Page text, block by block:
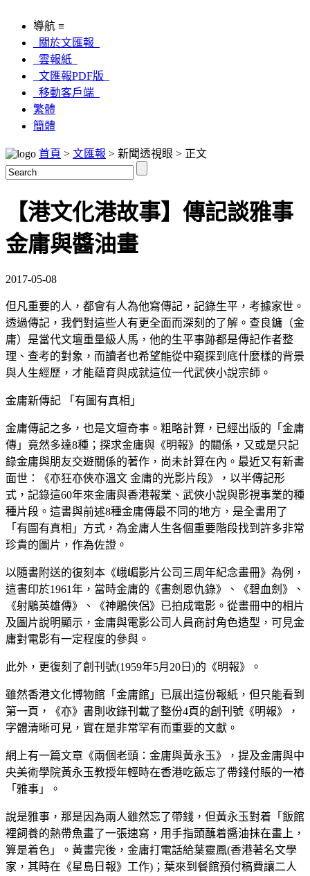
導航 ≡
關於文匯報
雲報紙
文匯報PDF版
移動客戶端
繁體
簡體
首頁 > 文匯報 > 新聞透視眼 > 正文
【港文化港故事】傳記談雅事
金庸與醬油畫
2017-05-08
但凡重要的人，都會有人為他寫傳記，記錄生平，考據家世。
透過傳記，我們對這些人有更全面而深刻的了解。查良鏞（金
庸）是當代文壇重量級人馬，他的生平事跡都是傳記作者整
理、查考的對象，而讀者也希望能從中窺探到底什麼樣的背景
與人生經歷，才能蘊育與成就這位一代武俠小說宗師。
金庸新傳記 「有圖有真相」
金庸傳記之多，也是文壇奇事。粗略計算，已經出版的「金庸
傳」竟然多達8種；探求金庸與《明報》的關係，又或是只記
錄金庸與朋友交遊關係的著作，尚未計算在內。最近又有新書
面世：《亦狂亦俠亦溫文 金庸的光影片段》，以半傳記形
式，記錄這60年來金庸與香港報業、武俠小說與影視事業的種
種片段。這書與前述8種金庸傳最不同的地方，是全書用了
「有圖有真相」方式，為金庸人生各個重要階段找到許多非常
珍貴的圖片，作為佐證。
以隨書附送的復刻本《峨嵋影片公司三周年紀念畫冊》為例，
這書印於1961年，當時金庸的《書劍恩仇錄》、《碧血劍》、
《射鵰英雄傳》、《神鵰俠侶》已拍成電影。從畫冊中的相片
及圖片說明顯示，金庸與電影公司人員商討角色造型，可見金
庸對電影有一定程度的參與。
此外，更復刻了創刊號(1959年5月20日)的《明報》。
雖然香港文化博物館「金庸館」已展出這份報紙，但只能看到
第一頁，《亦》書則收錄刊載了整份4頁的創刊號《明報》，
字體清晰可見，實在是非常罕有而重要的文獻。
網上有一篇文章《兩個老頭：金庸與黃永玉》，提及金庸與中
央美術學院黃永玉教授年輕時在香港吃飯忘了帶錢付賬的一樁
「雅事」。
說是雅事，那是因為兩人雖然忘了帶錢，但黃永玉對着「飯館
裡飼養的熱帶魚畫了一張速寫，用手指頭蘸着醬油抹在畫上，
算是着色」。黃畫完後，金庸打電話給葉靈鳳(香港著名文學
家，其時在《星島日報》工作)；葉來到餐館預付稿費讓二人